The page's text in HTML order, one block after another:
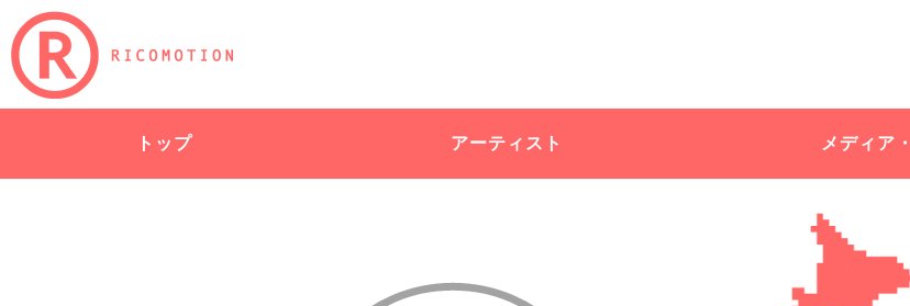
トップ アーティスト メディア